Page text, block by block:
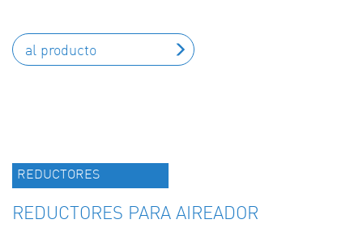
al producto
REDUCTORES
REDUCTORES PARA AIREADOR